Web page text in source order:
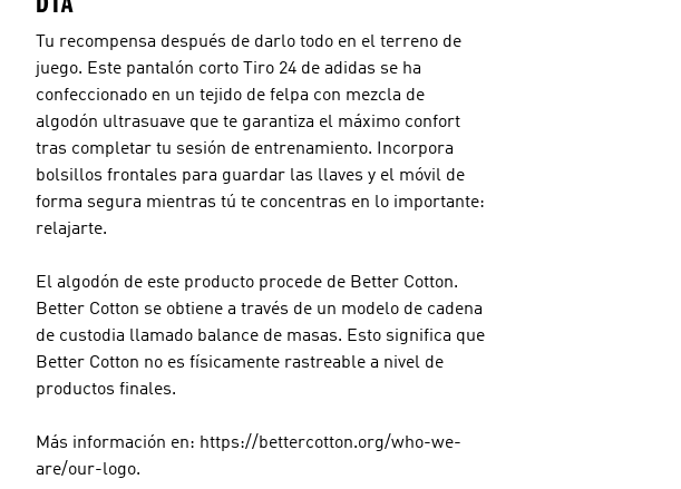
Tu recompensa después de darlo todo en el terreno de
juego. Este pantalón corto Tiro 24 de adidas se ha
confeccionado en un tejido de felpa con mezcla de
algodón ultrasuave que te garantiza el máximo confort
tras completar tu sesión de entrenamiento. Incorpora
bolsillos frontales para guardar las llaves y el móvil de
forma segura mientras tú te concentras en lo importante:
relajarte.
El algodón de este producto procede de Better Cotton.
Better Cotton se obtiene a través de un modelo de cadena
de custodia llamado balance de masas. Esto significa que
Better Cotton no es físicamente rastreable a nivel de
productos finales.
Más información en: https://bettercotton.org/who-we-
are/our-logo.